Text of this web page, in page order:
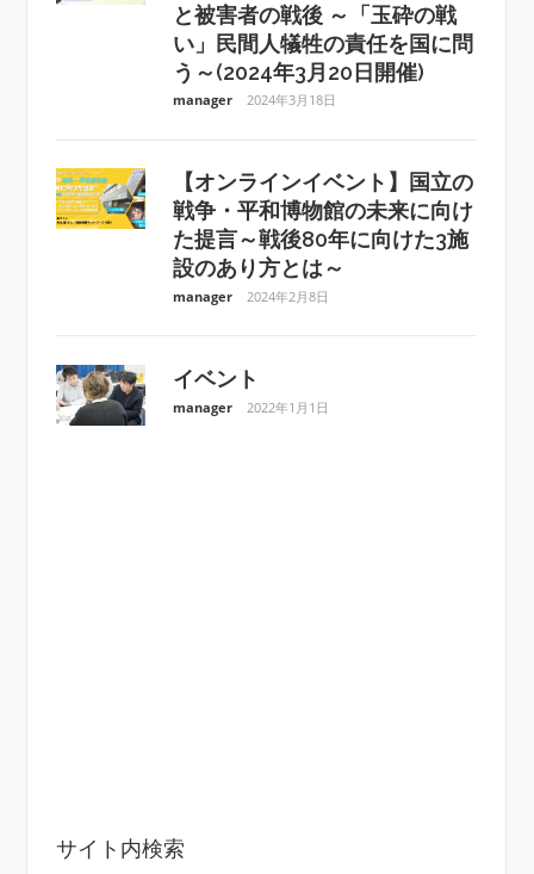
と被害者の戦後 ～「玉砕の戦
い」民間人犠牲の責任を国に問
う～(2024年3月20日開催)
manager 2024年3月18日
【オンラインイベント】国立の
戦争・平和博物館の未来に向け
た提言～戦後80年に向けた3施
設のあり方とは～
manager 2024年2月8日
イベント
manager 2022年1月1日
サイト内検索